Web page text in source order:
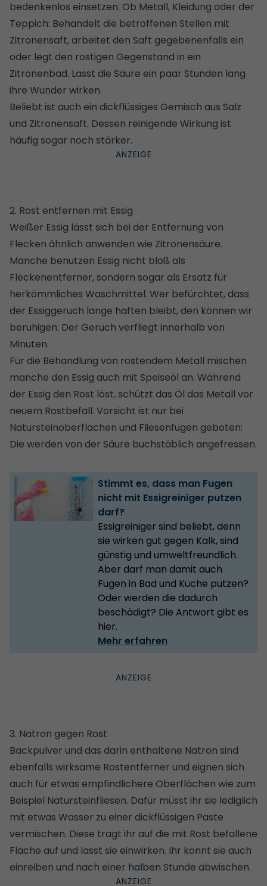
bedenkenlos einsetzen. Ob Metall, Kleidung oder der
Teppich: Behandelt die betroffenen Stellen mit
Zitronensaft, arbeitet den Saft gegebenenfalls ein
oder legt den rostigen Gegenstand in ein
Zitronenbad. Lasst die Säure ein paar Stunden lang
ihre Wunder wirken.
Beliebt ist auch ein dickflüssiges Gemisch aus Salz
und Zitronensaft. Dessen reinigende Wirkung ist
häufig sogar noch stärker.
2. Rost entfernen mit Essig
Weißer Essig lässt sich bei der Entfernung von
Flecken ähnlich anwenden wie Zitronensäure.
Manche benutzen Essig nicht bloß als
Fleckenentferner, sondern sogar als Ersatz für
herkömmliches Waschmittel. Wer befürchtet, dass
der Essiggeruch lange haften bleibt, den können wir
beruhigen: Der Geruch verfliegt innerhalb von
Minuten.
Für die Behandlung von rostendem Metall mischen
manche den Essig auch mit Speiseöl an. Während
der Essig den Rost löst, schützt das Öl das Metall vor
neuem Rostbefall. Vorsicht ist nur bei
Natursteinoberflächen und Fliesenfugen geboten:
Die werden von der Säure buchstäblich angefressen.
Stimmt es, dass man Fugen
nicht mit Essigreiniger putzen
darf?
Essigreiniger sind beliebt, denn
sie wirken gut gegen Kalk, sind
günstig und umweltfreundlich.
Aber darf man damit auch
Fugen in Bad und Küche putzen?
Oder werden die dadurch
beschädigt? Die Antwort gibt es
hier.
Mehr erfahren
3. Natron gegen Rost
Backpulver und das darin enthaltene Natron sind
ebenfalls wirksame Rostentferner und eignen sich
auch für etwas empfindlichere Oberflächen wie zum
Beispiel Natursteinfliesen. Dafür müsst ihr sie lediglich
mit etwas Wasser zu einer dickflüssigen Paste
vermischen. Diese tragt ihr auf die mit Rost befallene
Fläche auf und lasst sie einwirken. Ihr könnt sie auch
einreiben und nach einer halben Stunde abwischen.